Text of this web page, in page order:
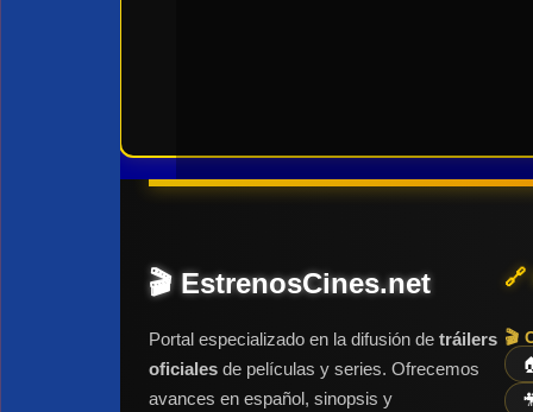
🎬 EstrenosCines.net
Portal especializado en la difusión de tráilers
oficiales de películas y series. Ofrecemos
avances en español, sinopsis y
🎬